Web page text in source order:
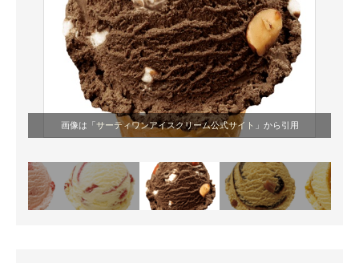
画像は「 サーティワンアイスクリーム公式サイト 」から引用